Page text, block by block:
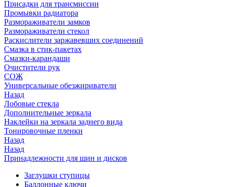
Присадки для трансмиссии
Промывки радиатора
Размораживатели замков
Размораживатели стекол
Раскислители заржавевших соединений
Смазка в стик-пакетах
Смазки-карандаши
Очистители рук
СОЖ
Универсальные обезжириватели
Назад
Лобовые стекла
Дополнительные зеркала
Наклейки на зеркала заднего вида
Тонировочные пленки
Назад
Назад
Принадлежности для шин и дисков
Заглушки ступицы
Баллонные ключи